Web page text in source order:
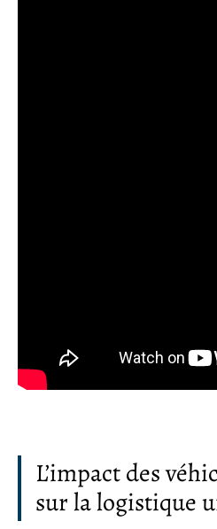
L’impact des
sur la logistique